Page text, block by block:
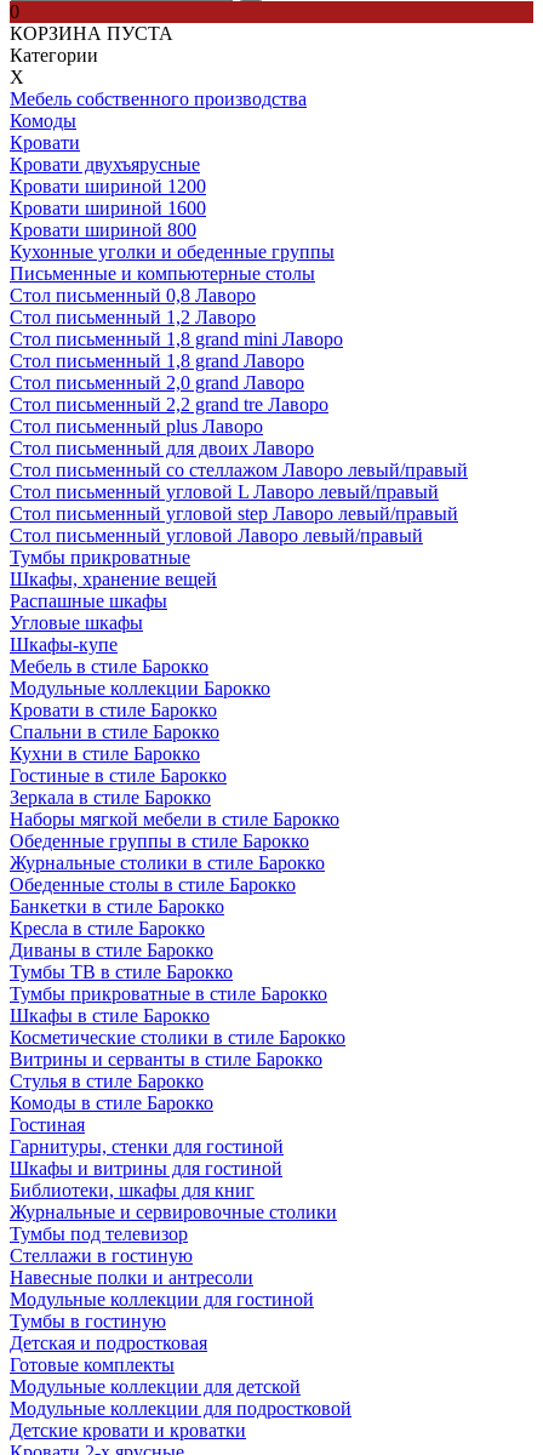
0
КОРЗИНА ПУСТА
Категории
Х
Мебель собственного производства
Комоды
Кровати
Кровати двухъярусные
Кровати шириной 1200
Кровати шириной 1600
Кровати шириной 800
Кухонные уголки и обеденные группы
Письменные и компьютерные столы
Стол письменный 0,8 Лаворо
Стол письменный 1,2 Лаворо
Стол письменный 1,8 grand mini Лаворо
Стол письменный 1,8 grand Лаворо
Стол письменный 2,0 grand Лаворо
Стол письменный 2,2 grand tre Лаворо
Стол письменный plus Лаворо
Стол письменный для двоих Лаворо
Стол письменный со стеллажом Лаворо левый/правый
Стол письменный угловой L Лаворо левый/правый
Стол письменный угловой step Лаворо левый/правый
Стол письменный угловой Лаворо левый/правый
Тумбы прикроватные
Шкафы, хранение вещей
Распашные шкафы
Угловые шкафы
Шкафы-купе
Мебель в стиле Барокко
Модульные коллекции Барокко
Кровати в стиле Барокко
Спальни в стиле Барокко
Кухни в стиле Барокко
Гостиные в стиле Барокко
Зеркала в стиле Барокко
Наборы мягкой мебели в стиле Барокко
Обеденные группы в стиле Барокко
Журнальные столики в стиле Барокко
Обеденные столы в стиле Барокко
Банкетки в стиле Барокко
Кресла в стиле Барокко
Диваны в стиле Барокко
Тумбы ТВ в стиле Барокко
Тумбы прикроватные в стиле Барокко
Шкафы в стиле Барокко
Косметические столики в стиле Барокко
Витрины и серванты в стиле Барокко
Стулья в стиле Барокко
Комоды в стиле Барокко
Гостиная
Гарнитуры, стенки для гостиной
Шкафы и витрины для гостиной
Библиотеки, шкафы для книг
Журнальные и сервировочные столики
Тумбы под телевизор
Стеллажи в гостиную
Навесные полки и антресоли
Модульные коллекции для гостиной
Тумбы в гостиную
Детская и подростковая
Готовые комплекты
Модульные коллекции для детской
Модульные коллекции для подростковой
Детские кровати и кроватки